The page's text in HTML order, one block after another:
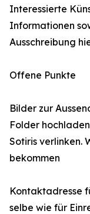
Interessierte
Informationen
Ausschreibung
Offene Punkte
Bilder zur
Folder
Sotiris verlinken.
bekommen
Kontaktadresse
selbe wie für